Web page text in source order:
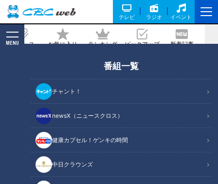
テレビ ラジオ イベント
ニュース お気に入り ランキング ピックアップ 新着記事
MENU
番組一覧
チャント！
newsX（ニュースクロス）
健康カプセル！ゲンキの時間
中日クラウンズ
くマスターが教える！今食べるべき『絶
品ひんやり夏スイーツ』
記事に戻る